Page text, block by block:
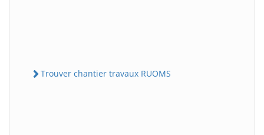
Trouver chantier travaux RUOMS